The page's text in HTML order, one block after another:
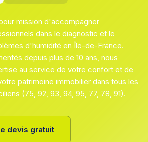
mission d'accompagner
dans le diagnostic et le
d'humidité en Île-de-France.
depuis plus de 10 ans, nous
au service de votre confort et de
patrimoine immobilier dans tous les
(75, 92, 93, 94, 95, 77, 78, 91).
devis gratuit